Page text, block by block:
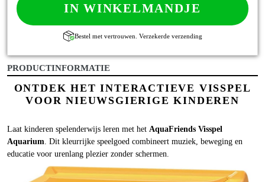
IN WINKELMANDJE
Bestel met vertrouwen. Verzekerde verzending
PRODUCTINFORMATIE
ONTDEK HET INTERACTIEVE VISSPEL
VOOR NIEUWSGIERIGE KINDEREN
Laat kinderen spelenderwijs leren met het AquaFriends Visspel
Aquarium. Dit kleurrijke speelgoed combineert muziek, beweging en
educatie voor urenlang plezier zonder schermen.